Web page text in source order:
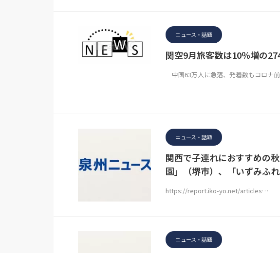
ニュース・話題
関空9月旅客数は10％増の
中国63万人に急落、発着数もコロ
ニュース・話題
関西で子連れにおすすめの
園」（堺市）、「いずみふ
https://report.iko-yo.net/articles…
ニュース・話題